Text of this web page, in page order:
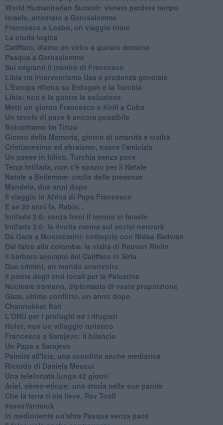
World Humanitarian Summit: vietato perdere tempo
Israele, attentato a Gerusalemme
Francesco a Lesbo, un viaggio triste
La cruda logica
Califfato, diamo un volto a questo demone
Pasqua a Gerusalemme
Sui migranti il monito di Francesco
Libia tra interventismo Usa e prudenza generale
L'Europa rifletta su Erdogan e la Turchia
Libia: non è la guerra la soluzione
Metti un giorno Francesco e Kirill a Cuba
Un tavolo di pace è ancora possibile
Boicottiamo Im Tirtzu
Giorno della Memoria, giorno di umanità e civiltà
Cristianesimo ed ebraismo, nasce l'amicizia
Un paese in bilico, Turchia senza pace
Terza Intifada, non c'è spazio per il Natale
Natale a Betlemme: crollo delle presenze
Mandela, due anni dopo
Il viaggio in Africa di Papa Francesco
E se 20 anni fa, Rabin...
Intifada 2.0: senza freni il terrore in Israele
Intifada 2.0: la rivolta monta sui social network
Da Gaza a Montecatini: colloquio con Nidaa Badwan
Dal falco alla colomba: la visita di Reuven Rivlin
Il barbaro scempio del Califfato in Siria
Due crimini, un mondo sconvolto
Il ponte degli enti locali per la Palestina
Nucleare iraniano, diplomazia di vasta proporzione
Gaza, ultimo conflitto, un anno dopo
Channukkat Bait
L'ONU per i profughi ed i rifugiati
Holot, non un villaggio turistico
Francesco a Sarajevo: il bilancio
Un Papa a Sarajevo
Palmira all'Isis, una sconfitta anche mediatica
Ricordo di Daniela Meucci
​Una telefonata lunga 42 giorni
​Ariel, ebreo-etiope: una storia nelle sue parole
Che la terra ti sia lieve, Rav Toaff
​#saveYarmouk
​In medioriente un'altra Pasqua senza pace